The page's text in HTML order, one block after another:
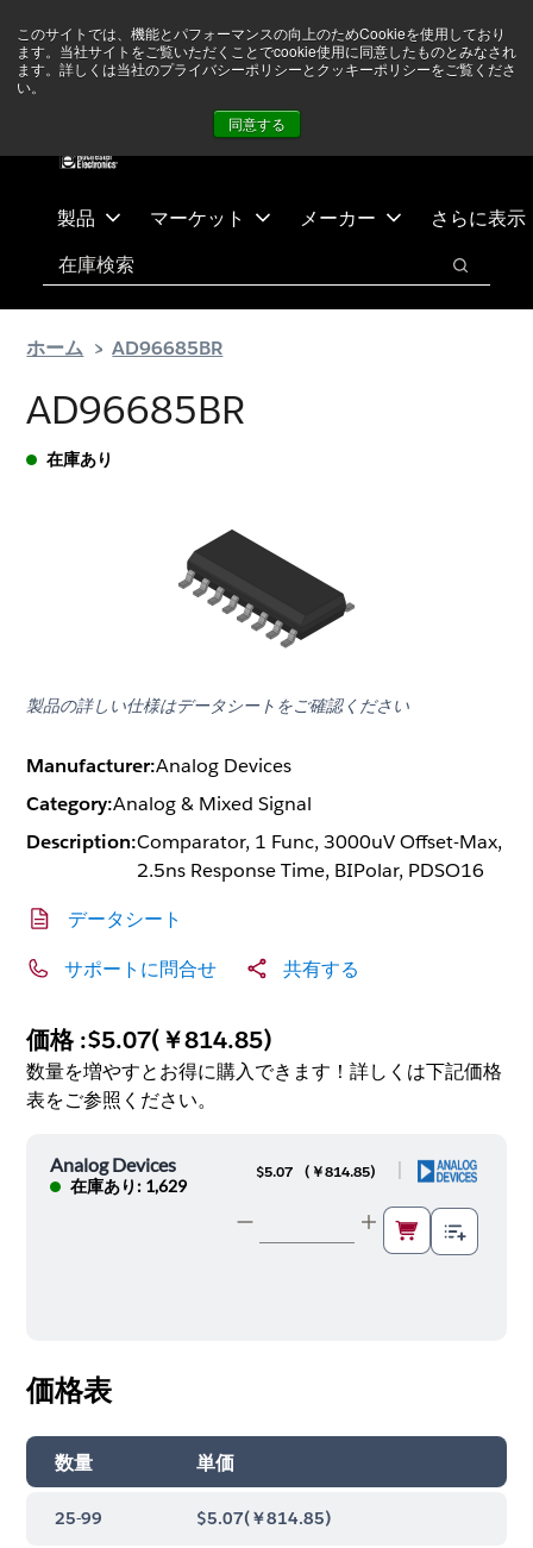
このサイトでは、機能とパフォーマンスの向上のためCookieを使用しており
ます。当社サイトをご覧いただくことでcookie使用に同意したものとみなされ
ます。詳しくは当社のプライバシーポリシーとクッキーポリシーをご覧くださ
い。
同意する
テ
ス
ありません 詳しい情報はこちら➜
製品 マーケット メーカー さらに表示
検索
検索
ホーム AD96685BR
AD96685BR
在庫あり
製品の詳しい仕様はデータシートをご確認ください
Manufacturer:Analog Devices
Category:Analog & Mixed Signal
Description:Comparator, 1 Func, 3000uV Offset-Max,
2.5ns Response Time, BIPolar, PDSO16
データシート
サポートに問合せ 共有する
価格 :$5.07(￥814.85)
数量を増やすとお得に購入できます！詳しくは下記価格
表をご参照ください。
Analog Devices
在庫あり: 1,629
$5.07 ( ￥814.85)
価格表
数量 単価
25-99 $5.07(￥814.85)